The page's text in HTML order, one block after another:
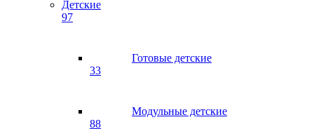
Детские
97
Готовые детские
33
Модульные детские
88